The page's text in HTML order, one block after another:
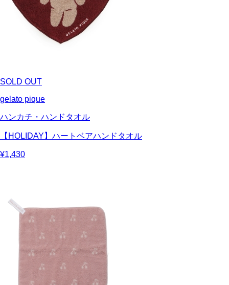
SOLD OUT
gelato pique
ハンカチ・ハンドタオル
【HOLIDAY】ハートベアハンドタオル
¥1,430